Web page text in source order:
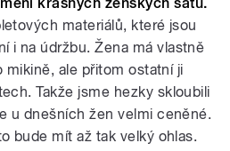
krásných ženských šatů.
materiálů, které jsou
i na údržbu. Žena má vlastně
ale přitom ostatní ji
Takže jsme hezky skloubili
u dnešních žen velmi ceněné.
bude mít až tak velký ohlas.